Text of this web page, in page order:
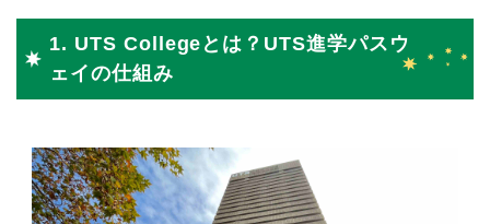
1. UTS Collegeとは？UTS進学パスウ
ェイの仕組み